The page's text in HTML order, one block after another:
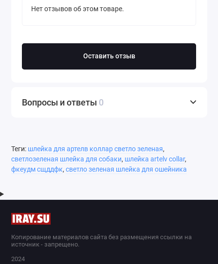
Нет отзывов об этом товаре.
Оставить отзыв
Вопросы и ответы 0
Теги: шлейка для артелв коллар светло зеленая,
светлозеленая шлейка для собаки, шлейка artelv collar,
фкеудм сщддфк, светло зеленая шлейка для ошейника
Копирование материалов сайта без размещения ссылки на
источник - запрещено.
2024